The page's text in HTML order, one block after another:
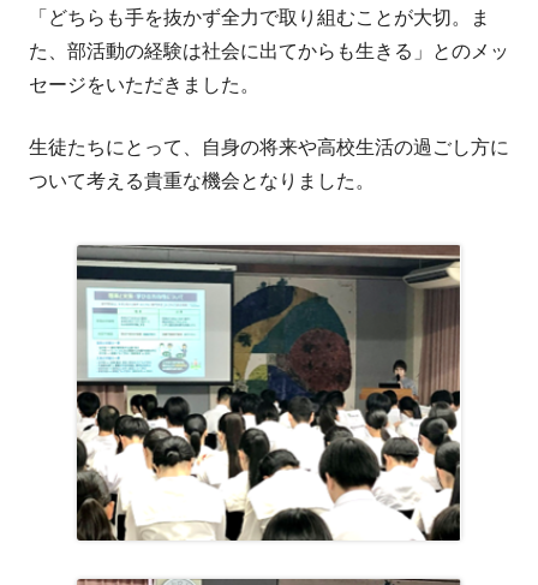
「どちらも手を抜かず全力で取り組むことが大切。ま
た、部活動の経験は社会に出てからも生きる」とのメッ
セージをいただきました。
生徒たちにとって、自身の将来や高校生活の過ごし方に
ついて考える貴重な機会となりました。